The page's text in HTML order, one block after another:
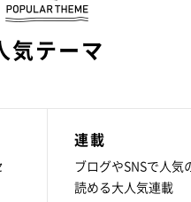
気テーマ
連載
ブログやSNSで人
読める大人気連載